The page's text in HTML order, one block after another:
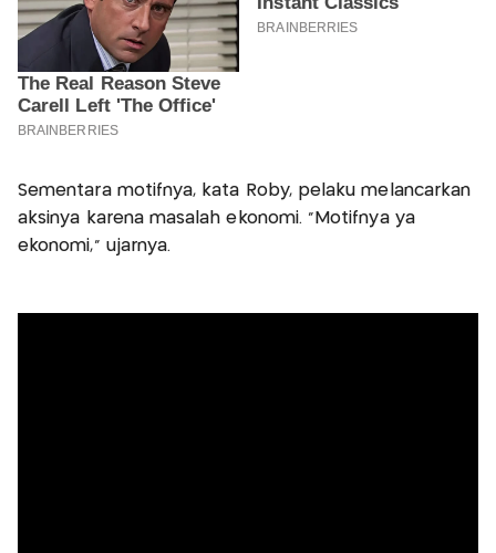
Sementara motifnya, kata Roby, pelaku melancarkan
aksinya karena masalah ekonomi. “Motifnya ya
ekonomi,” ujarnya.